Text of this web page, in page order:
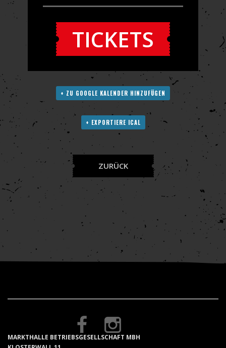
TICKETS
+ ZU GOOGLE KALENDER HINZUFÜGEN
+ EXPORTIERE ICAL
ZURÜCK
MARKTHALLE BETRIEBSGESELLSCHAFT MBH